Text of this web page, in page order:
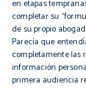
en etapas
completar su
de su propio
Parecía que
completamente las
información
primera audiencia